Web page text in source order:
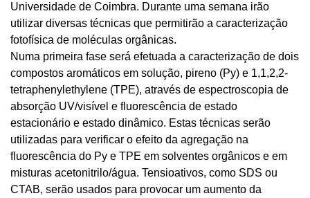
Universidade de Coimbra. Durante uma semana irão
utilizar diversas técnicas que permitirão a caracterização
fotofísica de moléculas orgânicas.
Numa primeira fase será efetuada a caracterização de dois
compostos aromáticos em solução, pireno (Py) e 1,1,2,2-
tetraphenylethylene (TPE), através de espectroscopia de
absorção UV/visível e fluorescência de estado
estacionário e estado dinâmico. Estas técnicas serão
utilizadas para verificar o efeito da agregação na
fluorescência do Py e TPE em solventes orgânicos e em
misturas acetonitrilo/água. Tensioativos, como SDS ou
CTAB, serão usados para provocar um aumento da